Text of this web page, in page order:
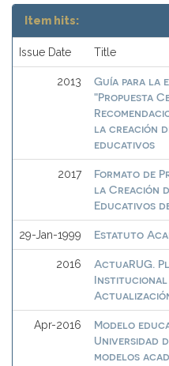
Item hits:
Issue Date Title
2013
Guía para la
"Propuesta
la creación
educativos
2017
Formato de
la Creación
Educativos
29-Jan-1999 Estatuto
2016
ActuaRUG.
Institucional
Actualización
Apr-2016
Modelo
Universidad
modelos